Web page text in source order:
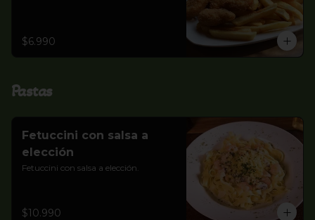
$6.990
Pastas
Fetuccini con salsa a
elección
Fetuccini con salsa a elección.
$10.990